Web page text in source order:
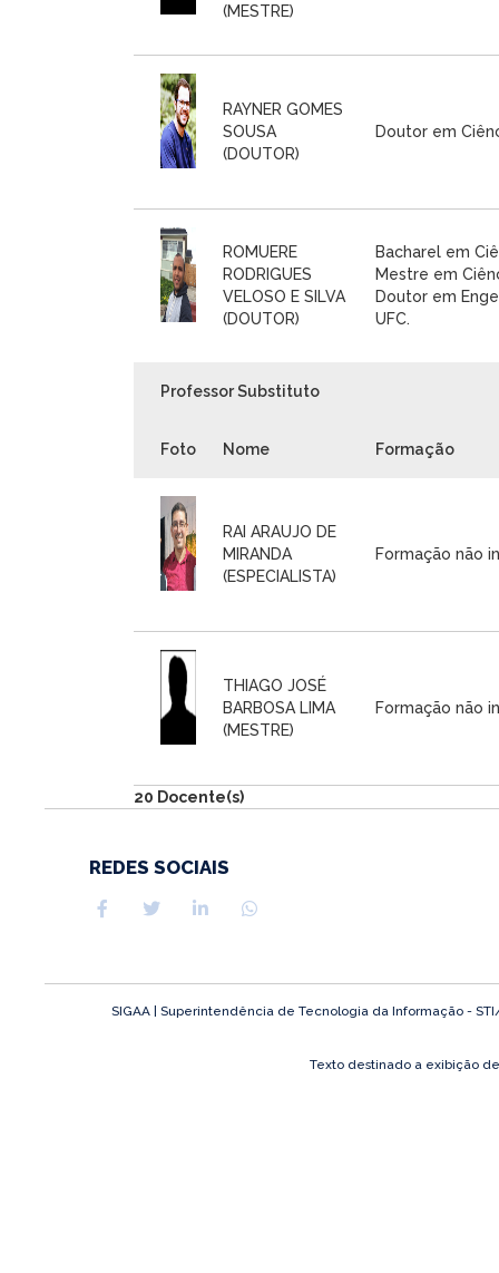
(MESTRE)
RAYNER GOMES
SOUSA
(DOUTOR)
Doutor em
ROMUERE
RODRIGUES
VELOSO E SILVA
(DOUTOR)
Bacharel em
Mestre em
Doutor em
UFC.
Professor Substituto
Foto Nome Formação
RAI ARAUJO DE
MIRANDA
(ESPECIALISTA)
Formação não
THIAGO JOSÉ
BARBOSA LIMA
(MESTRE)
Formação não
20 Docente(s)
REDES SOCIAIS
SIGAA | Superintendência de Tecnologia da Informação -
Texto destinado a exibição